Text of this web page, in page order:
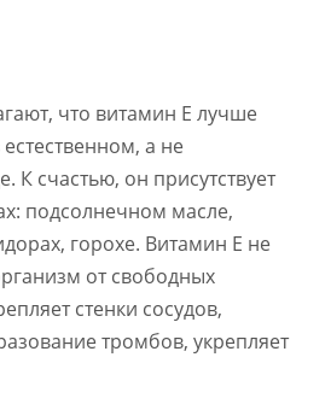
что витамин Е лучше
а не
К счастью, он присутствует
подсолнечном масле,
горохе. Витамин Е не
от свободных
стенки сосудов,
тромбов, укрепляет